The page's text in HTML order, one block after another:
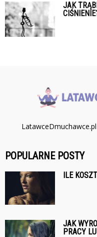
JAK
POPULARNE POSTY
ILE
JAK
PRACY